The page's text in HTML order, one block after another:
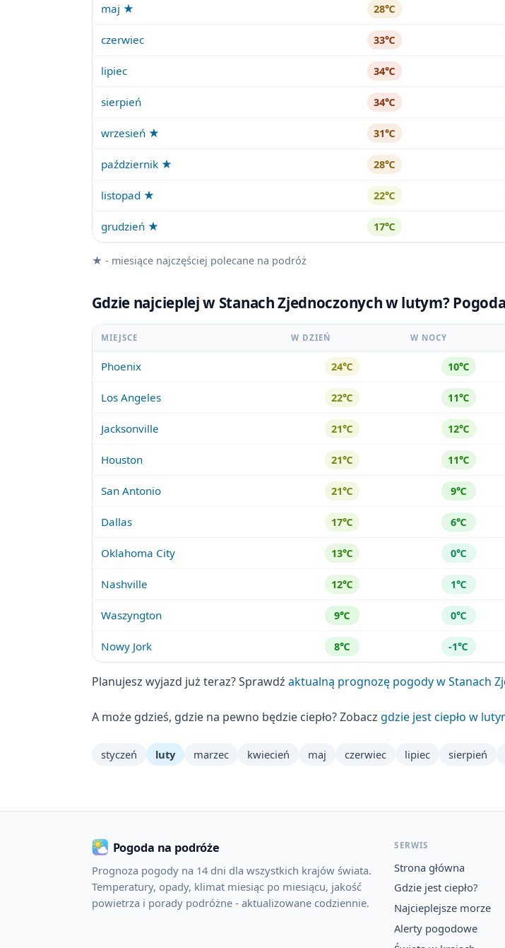
maj ★ 28℃
czerwiec 33℃
lipiec 34℃
sierpień 34℃
wrzesień ★ 31℃
październik ★ 28℃
listopad ★ 22℃
grudzień ★ 17℃
★ - miesiące najczęściej polecane na podróż
Gdzie najcieplej w Stanach Zjednoczonych w lutym?
MIEJSCE W DZIEŃ W NOCY
Phoenix 24℃ 10℃
Los Angeles 22℃ 11℃
Jacksonville 21℃ 12℃
Houston 21℃ 11℃
San Antonio 21℃ 9℃
Dallas 17℃ 6℃
Oklahoma City 13℃ 0℃
Nashville 12℃ 1℃
Waszyngton 9℃ 0℃
Nowy Jork 8℃ -1℃
Planujesz wyjazd już teraz? Sprawdź aktualną prognozę pogody w Stanach
A może gdzieś, gdzie na pewno będzie ciepło? Zobacz gdzie jest ciepło w
styczeń luty marzec kwiecień maj czerwiec lipiec sierpień
Pogoda na podróże
Prognoza pogody na 14 dni dla wszystkich krajów świata.
Temperatury, opady, klimat miesiąc po miesiącu, jakość
powietrza i porady podróżne - aktualizowane codziennie.
SERWIS
Strona główna
Gdzie jest ciepło?
Najcieplejsze morze
Alerty pogodowe